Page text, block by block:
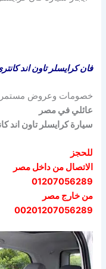
فان كرايسلر تاون اند
خصومات وعروض
عائلي في مصر
سيارة كرايسلر تاون اند
للحجز
الاتصال من داخل مصر
01207056289
من خارج مصر
00201207056289